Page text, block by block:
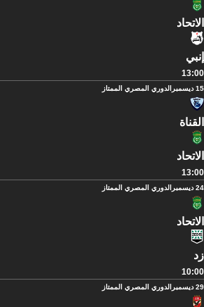
الاتحاد
إنبي
13:00
15 ديسمبر الدوري المصري الممتاز
القناة
الاتحاد
13:00
24 ديسمبر الدوري المصري الممتاز
الاتحاد
زد
10:00
29 ديسمبر الدوري المصري الممتاز